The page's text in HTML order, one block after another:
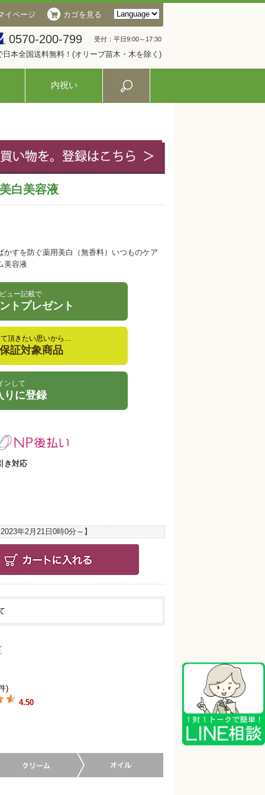
イページ カゴを見る
0570-200-799 受付：平日9:00～17:30
本全国送料無料！(オリーブ苗木・木を除く)
内祝い
白美容液
すを防ぐ薬用美白（無香料）いつものケア
美容液
ュー記載で
トプレゼント
頂きたい思いから…
証対象商品
ンして
りに登録
き対応
2023年2月21日0時0分 ～】
)
4.50